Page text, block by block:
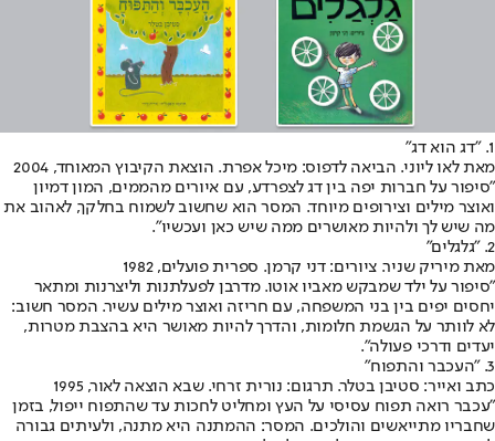
1. "דג הוא דג"
מאת לאו ליוני. הביאה לדפוס: מיכל אפרת. הוצאת הקיבוץ המאוחד, 2004
"סיפור על חברות יפה בין דג לצפרדע, עם איורים מהממים, המון דמיון
ואוצר מילים וצירופים מיוחד. המסר הוא שחשוב לשמוח בחלקך, לאהוב את
מה שיש לך ולהיות מאושרים ממה שיש כאן ועכשיו".
2. "גלגלים"
מאת מיריק שניר. ציורים: דני קרמן. ספרית פועלים, 1982
"סיפור על ילד שמבקש מאביו אוטו. מדרבן לפעלתנות וליצרנות ומתאר
יחסים יפים בין בני המשפחה, עם חריזה ואוצר מילים עשיר. המסר חשוב:
לא לוותר על הגשמת חלומות, והדרך להיות מאושר היא בהצבת מטרות,
יעדים ודרכי פעולה".
3. "העכבר והתפוח"
כתב ואייר: סטיבן בטלר. תרגום: נורית זרחי. שבא הוצאה לאור, 1995
"עכבר רואה תפוח עסיסי על העץ ומחליט לחכות עד שהתפוח ייפול, בזמן
שחבריו מתייאשים והולכים. המסר: ההמתנה היא מתנה, ולעיתים גבורה